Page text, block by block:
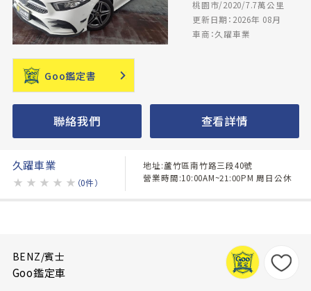
桃園市/2020/7.7萬公里
更新日期：2026年 08月
車商：久躍車業
Goo鑑定書
聯絡我們 查看詳情
久躍車業
★ ★ ★ ★ ★ （0件）
地址:蘆竹區南竹路三段40號
營業時間:10:00AM~21:00PM 周日公休
BENZ/賓士
Goo鑑定車